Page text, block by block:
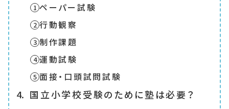
ペーパー試験
行動観察
制作課題
運動試験
面接・口頭試問試験
国立小学校受験のために塾は必要？